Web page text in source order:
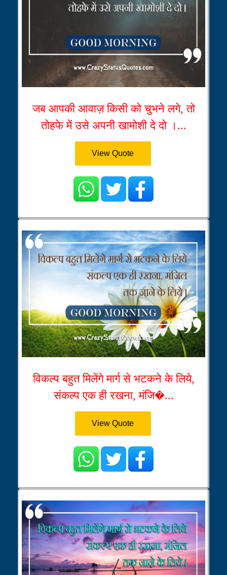
जब आपकी आवाज़ किसी को चुभने लगे, तो
तोहफे में उसे अपनी खामोशी दे दो ।...
View Quote
विकल्प बहुत मिलेंगे मार्ग से भटकने के लिये,
संकल्प एक ही रखना, मंजि�...
View Quote